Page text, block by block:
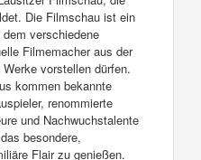
Die Filmschau ist ein
verschiedene
Filmemacher aus der
vorstellen dürfen.
kommen bekannte
renommierte
und Nachwuchstalente
besondere,
Flair zu genießen.